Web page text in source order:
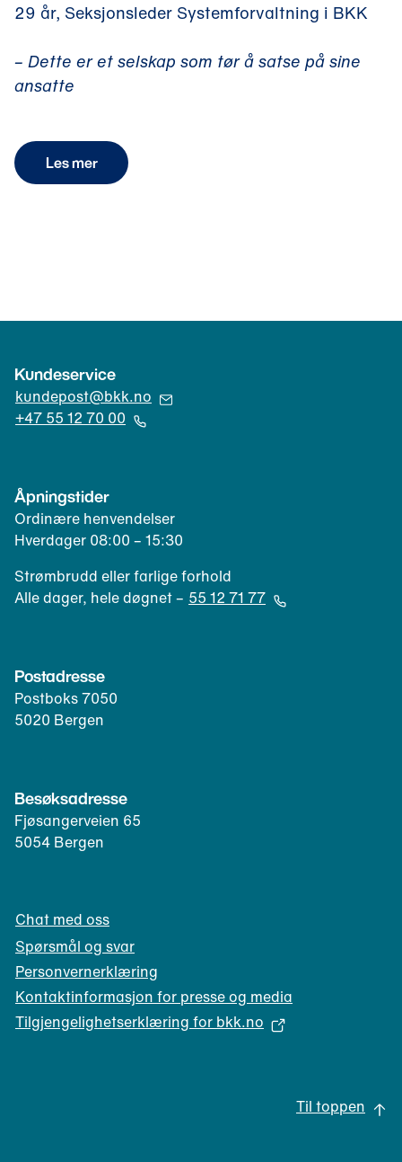
29 år, Seksjonsleder Systemforvaltning i BKK
– Dette er et selskap som tør å satse på sine
ansatte
Les mer
Kundeservice
kundepost@bkk.no
e
p
o
s
+47 55 12 70 00
p
n
e
r
t
e
o
n
k
e
n
t
)
Åpningstider
Ordinære henvendelser
Hverdager 08:00 – 15:30
Strømbrudd eller farlige forhold
Alle dager, hele døgnet – 55 12 71 77
p
n
e
r
l
e
f
l
i
e
n
t
)
Postadresse
Postboks 7050
5020 Bergen
Besøksadresse
Fjøsangerveien 65
5054 Bergen
Chat med oss
Spørsmål og svar
Personvernerklæring
Kontaktinformasjon for presse og media
Tilgjengelighetserklæring for bkk.no
Til toppen